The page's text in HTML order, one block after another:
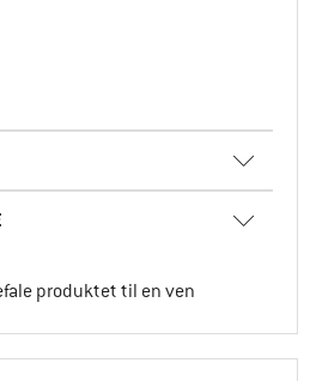
produktet til en ven